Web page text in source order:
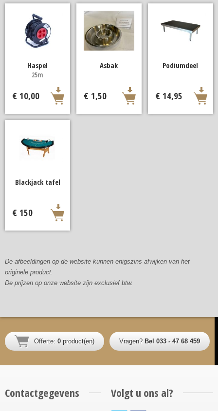
Haspel
25m
€ 10,00
Asbak
€ 1,50
Podiumdeel
€ 14,95
Blackjack tafel
€ 150
De afbeeldingen op de website kunnen enigszins afwijken van het
originele product.
De prijzen op onze website zijn exclusief btw.
Offerte: 0 product(en) Vragen? Bel 033 - 47 68 459
Contactgegevens Volgt u ons al?